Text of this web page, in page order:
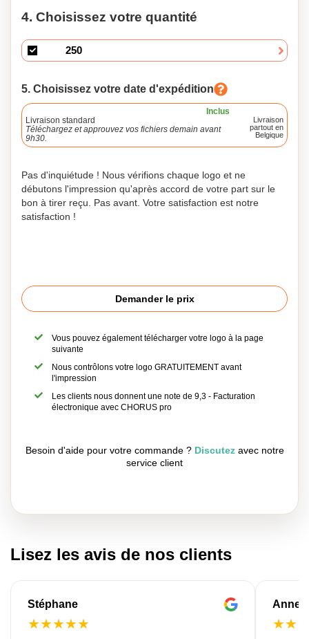
4. Choisissez votre quantité
5. Choisissez votre date d'expédition
Inclus
Livraison standard
Téléchargez et approuvez vos fichiers demain avant
9h30.
Livraison
partout en
Belgique
Pas d'inquiétude ! Nous vérifions chaque logo et ne
débutons l'impression qu'après accord de votre part sur le
bon à tirer reçu. Pas avant. Votre satisfaction est notre
satisfaction !
Demander le prix
Vous pouvez également télécharger votre logo à la page
suivante
Nous contrôlons votre logo GRATUITEMENT avant
l'impression
Les clients nous donnent une note de 9,3 - Facturation
électronique avec CHORUS pro
Besoin d'aide pour votre commande ? Discutezavec notre
service client
Lisez les avis de nos clients
Stéphane
★★★★★
Anne-
★★